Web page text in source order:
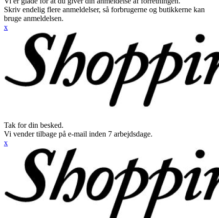
Skriv endelig flere anmeldelser, så forbrugerne og butikkerne kan
bruge anmeldelsen.
x
Tak for din besked.
Vi vender tilbage på e-mail inden 7 arbejdsdage.
x